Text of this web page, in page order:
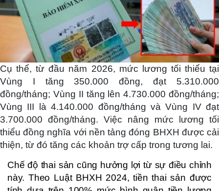
Cụ thể, từ đầu năm 2026, mức lương tối thiểu tại
Vùng I tăng 350.000 đồng, đạt 5.310.000
đồng/tháng; Vùng II tăng lên 4.730.000 đồng/tháng;
Vùng III là 4.140.000 đồng/tháng và Vùng IV đạt
3.700.000 đồng/tháng. Việc nâng mức lương tối
thiểu đồng nghĩa với nền tảng đóng BHXH được cải
thiện, từ đó tăng các khoản trợ cấp trong tương lai.
Chế độ thai sản cũng hưởng lợi từ sự điều chỉnh
này. Theo Luật BHXH 2024, tiền thai sản được